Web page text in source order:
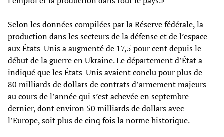
Selon les données compilées par la Réserve fédérale, la
production dans les secteurs de la défense et de l’espace
aux États-Unis a augmenté de 17,5 pour cent depuis le
début de la guerre en Ukraine. Le département d’État a
indiqué que les États-Unis avaient conclu pour plus de
80 milliards de dollars de contrats d’armement majeurs
au cours de l’année qui s’est achevée en septembre
dernier, dont environ 50 milliards de dollars avec
l’Europe, soit plus de cinq fois la norme historique.